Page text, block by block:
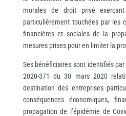
morales de droit privé
particulièrement touchées par les
financières et sociales de la
mesures prises pour en limiter la
Ses bénéficiaires sont identifiés
2020-371 du 30 mars 2020
destination des entreprises
conséquences économiques,
propagation de l’épidémie de